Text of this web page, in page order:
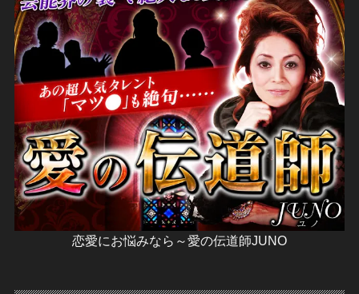
恋愛にお悩みなら～愛の伝道師JUNO